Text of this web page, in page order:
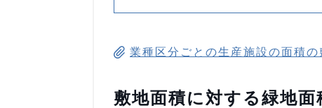
業種区分ごとの生産施設の面積
敷地面積に対する緑地